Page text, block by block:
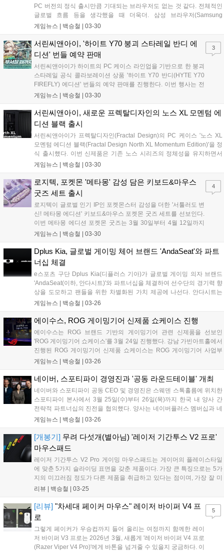
PC 버전의 정식 출시만큼 기대되는 브라우저도 없는 것 같다. 전체적인
글로벌 흐름 등을 생각했을 때 더욱더. 삼성 브라우저(Samsung
Browser)의 PC 버전은 3월 25일 정식 출시됐으며, 작년인 2025년 10월
선보이게 됐다고 한다....
게임뉴스 | 백승철 03-30
서린씨앤아이, '하이트 Y70 붕괴 스타레일 반디 에
디션' 번들 예약 판매
서린씨앤아이가 하이트의 PC 케이스 라인업을 기반으로 한 붕괴
스타레일 공식 콜라보레이션 상품 '하이트 Y70 반디(HYTE Y70
FIREFLY) 에디션' 번들의 예약 판매를 진행한다. 이번 행사는 전
용 테마로 구성된 풀패키지 상품을 사전 예약 구매하는 소비자에
총 40명 한정 수량으로 진행되는 프리오더 행사다. 행사 기간 동
안 번들 패키지 구매 시 정상가 대비 15%의 할인율이 적용되며
무료 배송 혜택이 함께 제공된다....
게임뉴스 | 백승철 03-30
3
서린씨앤아이, 새로운 프렉탈디자인의 노스 XL 모멘텀 에
디션 블랙 출시
서린씨앤아이가 프렉탈디자인(Fractal Design)의 PC 케이스 '노스 XL
모멘텀 에디션 블랙(Fractal Design North XL Momentum Edition)'을 정
식 출시했다. 이번 신제품은 기존 노스 시리즈의 정체성을 유지하면서
시스템 환경과 폼팩터에 따라 표준 모델인 노스 모멘텀과 크기를 확장한
게임뉴스 | 백승철 03-30
로지텍, 포켓몬 '메타몽' 감성 담은 키보드&마우스
굿즈 세트 출시
로지텍이 글로벌 인기 IP인 포켓몬스터 감성을 더한 '서툴러도 변
신! 메타몽 에디션' 키보드&마우스 포켓몬 굿즈 세트를 선보인다.
이번 메타몽 에디션 포켓몬 굿즈는 3월 30일부터 4월 12일까지
네이버 브랜드 스토어에서 진행되는 프로모션을 통해 만나볼 수
매한 고객에게 포켓몬 메타몽의 매력을 살린 굿즈가 증정된다. 행
사 대상 제품은 ALTO KEYS K98M, Keys-To-Go 2, K380S 키보
드와 POP MOUSE 등이다....
게임뉴스 | 백승철 03-30
4
Dplus Kia, 글로벌 게이밍 체어 브랜드 'AndaSeat'와 파트
너십 체결
e스포츠 구단 Dplus Kia(디플러스 기아)가 글로벌 게이밍 의자 브랜드
'AndaSeat(이하, 안다시트)'와 파트너십을 체결하여 선수단의 경기력 향
상을 도모하고 팬들을 위한 차별화된 가치 제공에 나선다. 안다시트는
세계적인 e스포츠 팀들과 협업하며 입지를 다져온 글로벌 게이밍 체어
의 브랜드 가치에 주목해 이번 파트너십을 결정했다. Dplus Kia는 디자
이너 브랜드와의 협업을 통해 자체 브랜드 Dplus를 런칭하여 유니폼을
비롯한 다양한 의류 제품과 국내외 IP와 협업 제품을 출시하는 등 e스포
츠를 넘어 하나의 라이프스타일 브랜드로서 가능성을 입증해 왔다....
게임뉴스 | 백승철 03-26
에이수스, ROG 게이밍기어 신제품 쇼케이스 진행
에이수스는 ROG 브랜드 기반의 게이밍기어 관련 신제품을 선보인
'ROG 게이밍기어 쇼케이스'를 3월 24일 진행했다. 강남 가빈아트홀에서
진행된 ROG 게이밍기어 신제품 쇼케이스는 ROG 게이밍기어 사업부
총괄 크리스 황(Kris Huang)의 인사말을 시작으로 ROG(Republic of
승리를 위한 강력하고 다양한 게이밍기어 제품들을 전시 및 공개했다....
게임뉴스 | 백승철 03-26
네이버, 스포티파이 경영진과 '공동 라운드테이블' 개최
네이버와 스포티파이 공동 CEO 및 경영진은 스웨덴 스톡홀름에 위치한
스포티파이 본사에서 3월 25일(수)부터 26일(목)까지 한국 내 양사 간
전략적 파트너십의 진전을 협의했다. 양사는 네이버플러스 멤버십과 네
비게이션 등을 통한 협업 성과를 공유하고, 중장기적 관점에서 엔터테인
블에는 네이버 최수연 대표와 스포티파이의 공동 최고경영자(Co-CEO)
알렉스 노스트롬(Alex Norström)과 구스타브 소더스트롬(Gustav
Söderstrom)이 모두 참석했다. 사업개발, 마케팅 등 여러 분야의 양사 실
무진도 배석해 협업 가능 범위를 폭넓게 검토했다....
게임뉴스 | 백승철 03-26
[개봉기] 무려 다섯개(별아님) '레이저 기간투스 V2 프로'
마우스패드
레이저 기간투스 V2 Pro 게이밍 마우스패드는 게이머의 플레이스타일
에 맞춘 5가지 슬라이딩 표면을 갖춘 제품이다. 가장 큰 특징으로는 5가
지의 미끄러짐 정도가 다른 제품을 취급하고 있다는 점이며, 가장 잘 미
끄러지는 순서대로 Max Speed, Speed, Balance, Control, Max Control
리뷰 | 백승철 03-25
[리뷰] "차세대 페이커 마우스" 레이저 바이퍼 V4 프
로
그렇게 페이커가 우승컵까지 들어 올리는 여정까지 함께한 레이
저 바이퍼 V3 프로는 2026년 3월, 새롭게 '레이저 바이퍼 V4 프로
(Razer Viper V4 Pro)'에게 바톤을 넘겨줄 수 있을지 궁금하다. 이
5